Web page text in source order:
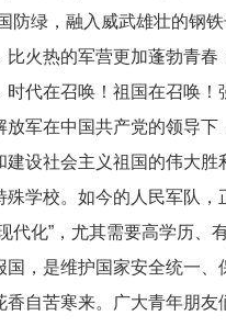
防绿，融入威武雄壮的钢
火热的军营更加蓬勃青
代在召唤！祖国在召唤！
在中国共产党的领导下
设社会主义祖国的伟大
学校。如今的人民军队
代化”，尤其需要高学历
，是维护国家安全统一
苦寒来。广大青年朋友